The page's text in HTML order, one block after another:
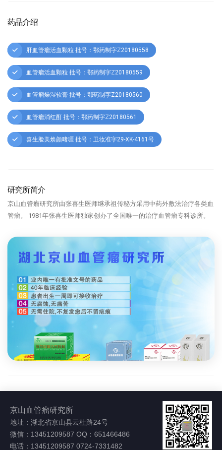
药品介绍
肝血管瘤活血颗粒 批号：鄂药制字Z20180558
血管瘤活血颗粒 批号：鄂药制字Z20180559
血管瘤燥湿软膏 批号：鄂药制字Z20180560
血管瘤消红酊 批号：鄂药制字Z20180561
喜生脸美焕颜啫喱 批号：卫妆准字29-XK-4161号
研究所简介
京山血管瘤研究所由张喜生医师继承祖传秘方采用中药外敷法治疗各类血
管瘤。 1981年张喜生医师独家创办了全国唯一的治疗血管瘤专科诊所。
京山血管瘤研究所
地址：湖北省京山县云杜路24号
微信：13451209587 OQ：651466486
电话：13451209587 0724-7331482